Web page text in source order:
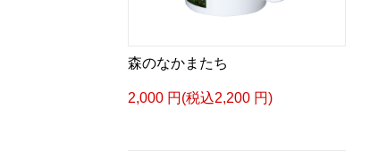
森のなかまたち
2,000 円(税込2,200 円)